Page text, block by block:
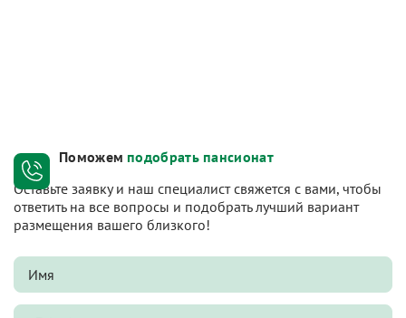
Поможем подобрать пансионат
Оставьте заявку и наш специалист свяжется с вами, чтобы
ответить на все вопросы и подобрать лучший вариант
размещения вашего близкого!